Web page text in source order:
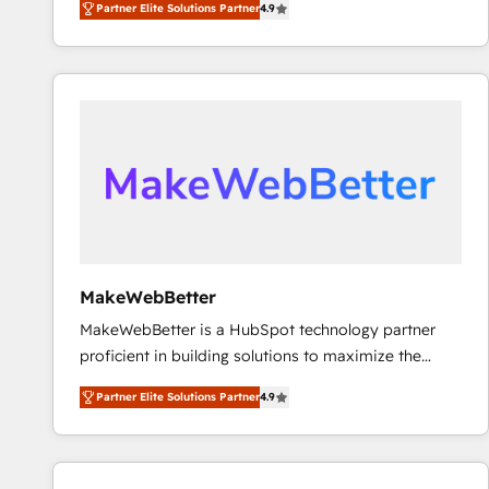
marketing automation, Growth, Revops, CRM et
webdesign. Markentive is both a consulting firm, a
digital agency and an integrator. With over 115
Partner Elite Solutions Partner4.9
MakeWebBetter
MakeWebBetter is a HubSpot technology partner
proficient in building solutions to maximize the
operational efficiency of HubSpot. The fastest-
growing tech-enabler & facilitator, MakeWebBetter,
hands you the blend of HubSpot expertise &
eminent solutions & integrations. Trust us to
Partner Elite Solutions Partner4.9